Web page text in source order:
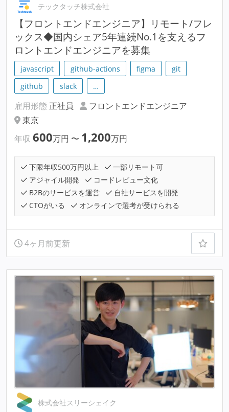
テックタッチ株式会社
【フロントエンドエンジニア】リモート/フレ
ックス◆国内シェア5年連続No.1を支えるフ
ロントエンドエンジニアを募集
javascript github-actions figma
git
github
slack …
雇用形態 正社員
フロントエンドエンジニア
東京
年収 600万円 〜 1,200万円
下限年収500万円以上
一部リモート可
アジャイル開発
コードレビュー文化
B2Bのサービスを運営
自社サービスを開発
CTOがいる
オンラインで選考が受けられる
4ヶ月前更新
株式会社スリーシェイク